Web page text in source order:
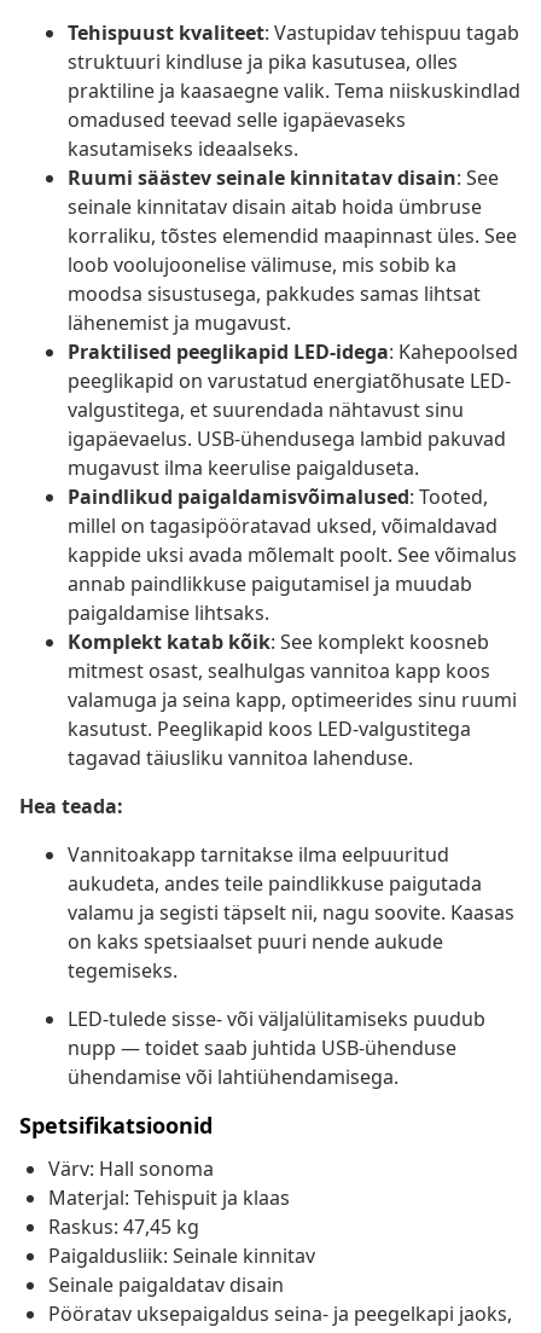
Tehispuust kvaliteet: Vastupidav tehispuu tagab
struktuuri kindluse ja pika kasutusea, olles
praktiline ja kaasaegne valik. Tema niiskuskindlad
omadused teevad selle igapäevaseks
kasutamiseks ideaalseks.
Ruumi säästev seinale kinnitatav disain: See
seinale kinnitatav disain aitab hoida ümbruse
korraliku, tõstes elemendid maapinnast üles. See
loob voolujoonelise välimuse, mis sobib ka
moodsa sisustusega, pakkudes samas lihtsat
lähenemist ja mugavust.
Praktilised peeglikapid LED-idega: Kahepoolsed
peeglikapid on varustatud energiatõhusate LED-
valgustitega, et suurendada nähtavust sinu
igapäevaelus. USB-ühendusega lambid pakuvad
mugavust ilma keerulise paigalduseta.
Paindlikud paigaldamisvõimalused: Tooted,
millel on tagasipööratavad uksed, võimaldavad
kappide uksi avada mõlemalt poolt. See võimalus
annab paindlikkuse paigutamisel ja muudab
paigaldamise lihtsaks.
Komplekt katab kõik: See komplekt koosneb
mitmest osast, sealhulgas vannitoa kapp koos
valamuga ja seina kapp, optimeerides sinu ruumi
kasutust. Peeglikapid koos LED-valgustitega
tagavad täiusliku vannitoa lahenduse.
Hea teada:
Vannitoakapp tarnitakse ilma eelpuuritud
aukudeta, andes teile paindlikkuse paigutada
valamu ja segisti täpselt nii, nagu soovite. Kaasas
on kaks spetsiaalset puuri nende aukude
tegemiseks.
LED-tulede sisse- või väljalülitamiseks puudub
nupp — toidet saab juhtida USB-ühenduse
ühendamise või lahtiühendamisega.
Spetsifikatsioonid
Värv: Hall sonoma
Materjal: Tehispuit ja klaas
Raskus: 47,45 kg
Paigaldusliik: Seinale kinnitav
Seinale paigaldatav disain
Pööratav uksepaigaldus seina- ja peegelkapi jaoks,